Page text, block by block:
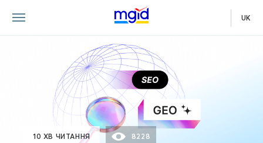
UK
10 ХВ ЧИТАННЯ 8228